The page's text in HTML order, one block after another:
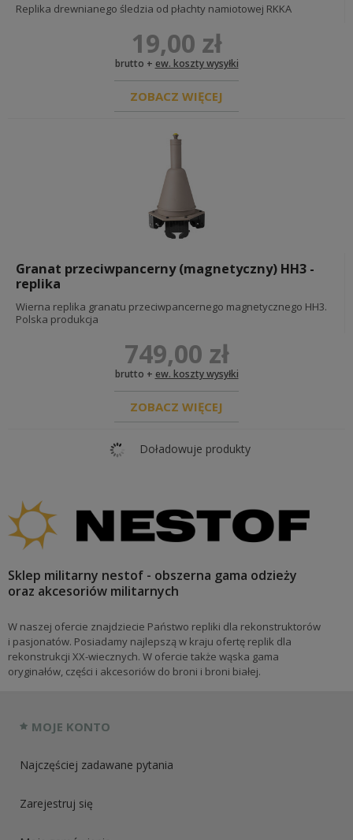
Replika drewnianego śledzia od płachty namiotowej RKKA
19,00 zł
brutto + ew. koszty wysyłki
ZOBACZ WIĘCEJ
Granat przeciwpancerny (magnetyczny) HH3 -
replika
Wierna replika granatu przeciwpancernego magnetycznego HH3.
Polska produkcja
749,00 zł
brutto + ew. koszty wysyłki
ZOBACZ WIĘCEJ
Doładowuje produkty
Sklep militarny nestof - obszerna gama odzieży
oraz akcesoriów militarnych
W naszej ofercie znajdziecie Państwo repliki dla rekonstruktorów
i pasjonatów. Posiadamy najlepszą w kraju ofertę replik dla
rekonstrukcji XX-wiecznych. W ofercie także wąska gama
oryginałów, części i akcesoriów do broni i broni białej.
MOJE KONTO
Najczęściej zadawane pytania
Zarejestruj się